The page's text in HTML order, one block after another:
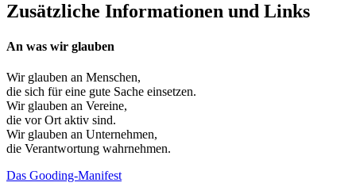
Zusätzliche Informationen und Links
An was wir glauben
Wir glauben an Menschen,
die sich für eine gute Sache einsetzen.
Wir glauben an Vereine,
die vor Ort aktiv sind.
Wir glauben an Unternehmen,
die Verantwortung wahrnehmen.
Das Gooding-Manifest